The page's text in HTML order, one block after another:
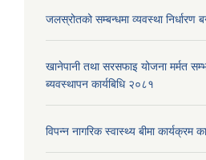
जलस्रोतको सम्बन्धमा व्यवस्था निर्धारण
खानेपानी तथा सरसफाइ योजना मर्मत
ब्यवस्थापन कार्यबिधि २०८१
विपन्न नागरिक स्वास्थ्य बीमा कार्यक्रम